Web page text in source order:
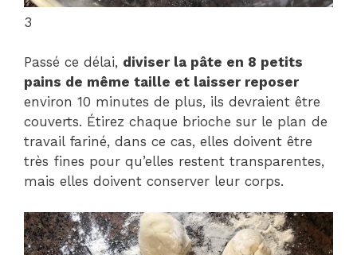
3
Passé ce délai, diviser la pâte en 8 petits
pains de même taille et laisser reposer
environ 10 minutes de plus, ils devraient être
couverts. Étirez chaque brioche sur le plan de
travail fariné, dans ce cas, elles doivent être
très fines pour qu’elles restent transparentes,
mais elles doivent conserver leur corps.